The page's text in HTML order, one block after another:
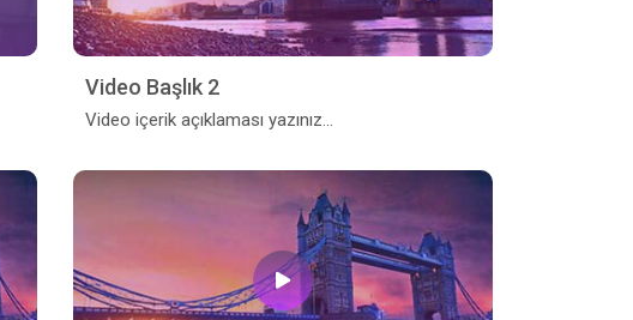
Video Başlık 2
Video içerik açıklaması yazınız...